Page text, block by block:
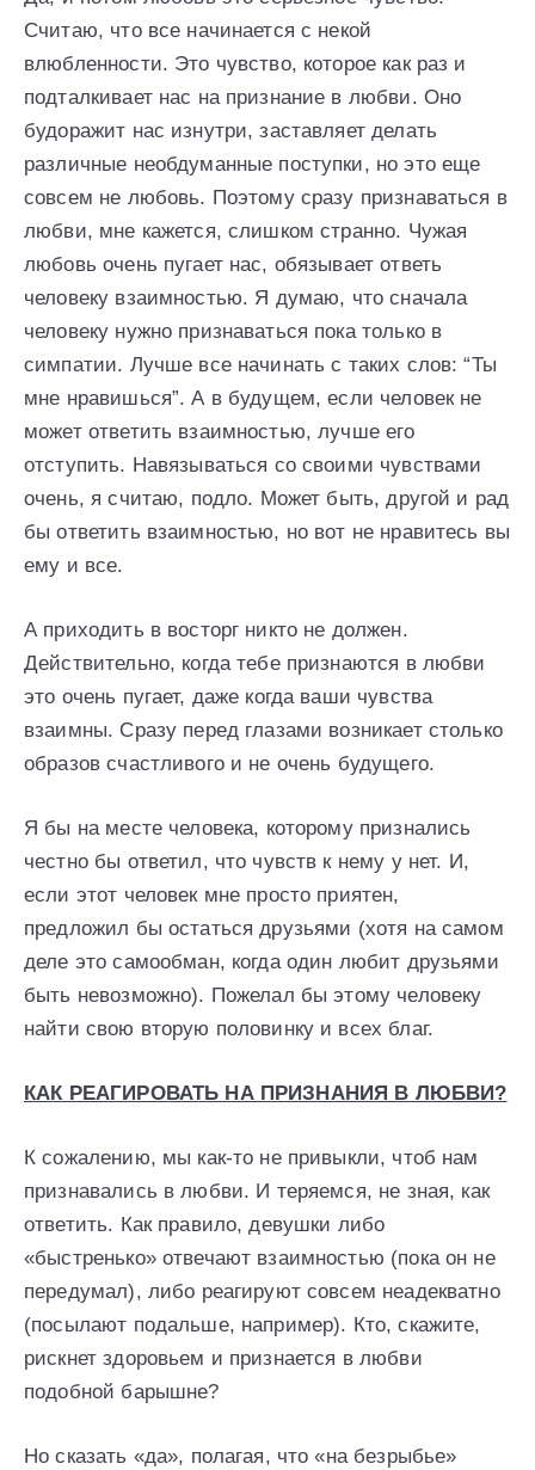
Считаю, что все начинается с некой
влюбленности. Это чувство, которое как раз и
подталкивает нас на признание в любви. Оно
будоражит нас изнутри, заставляет делать
различные необдуманные поступки, но это еще
совсем не любовь. Поэтому сразу признаваться в
любви, мне кажется, слишком странно. Чужая
любовь очень пугает нас, обязывает ответь
человеку взаимностью. Я думаю, что сначала
человеку нужно признаваться пока только в
симпатии. Лучше все начинать с таких слов: “Ты
мне нравишься”. А в будущем, если человек не
может ответить взаимностью, лучше его
отступить. Навязываться со своими чувствами
очень, я считаю, подло. Может быть, другой и рад
бы ответить взаимностью, но вот не нравитесь вы
ему и все.
А приходить в восторг никто не должен.
Действительно, когда тебе признаются в любви
это очень пугает, даже когда ваши чувства
взаимны. Сразу перед глазами возникает столько
образов счастливого и не очень будущего.
Я бы на месте человека, которому признались
честно бы ответил, что чувств к нему у нет. И,
если этот человек мне просто приятен,
предложил бы остаться друзьями (хотя на самом
деле это самообман, когда один любит друзьями
быть невозможно). Пожелал бы этому человеку
найти свою вторую половинку и всех благ.
КАК РЕАГИРОВАТЬ НА ПРИЗНАНИЯ В ЛЮБВИ?
К сожалению, мы как-то не привыкли, чтоб нам
признавались в любви. И теряемся, не зная, как
ответить. Как правило, девушки либо
«быстренько» отвечают взаимностью (пока он не
передумал), либо реагируют совсем неадекватно
(посылают подальше, например). Кто, скажите,
рискнет здоровьем и признается в любви
подобной барышне?
Но сказать «да», полагая, что «на безрыбье»